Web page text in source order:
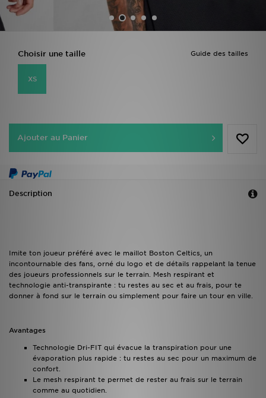
Guide des tailles
Choisir une taille
XS
Ajouter au Panier
Description
Imite ton joueur préféré avec le maillot Boston Celtics, un
incontournable des fans, orné du logo et de détails rappelant la tenue
des joueurs professionnels sur le terrain. Mesh respirant et
technologie anti-transpirante : tu restes au sec et au frais, pour te
donner à fond sur le terrain ou simplement pour faire un tour en ville.
Avantages
Technologie Dri-FIT qui évacue la transpiration pour une
évaporation plus rapide : tu restes au sec pour un maximum de
confort.
Le mesh respirant te permet de rester au frais sur le terrain
comme au quotidien.